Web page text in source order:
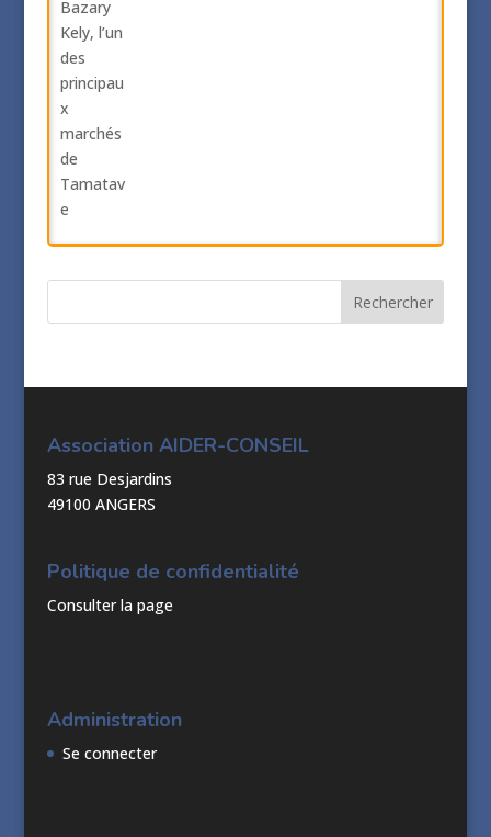
Association AIDER-CONSEIL
83 rue Desjardins
49100 ANGERS
Politique de confidentialité
Consulter la page
Administration
Se connecter